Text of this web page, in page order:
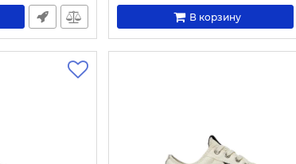
В корзину